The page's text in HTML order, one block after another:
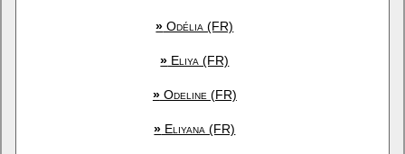
» Odélia (FR)
» Eliya (FR)
»Odeline (FR)
» Eliyana (FR)